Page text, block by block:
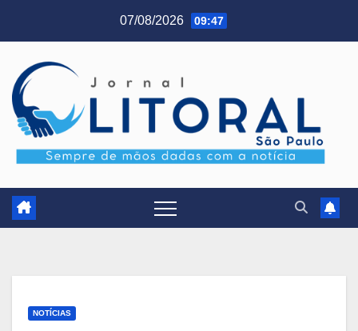
07/08/2026 09:47
NOTÍCIAS